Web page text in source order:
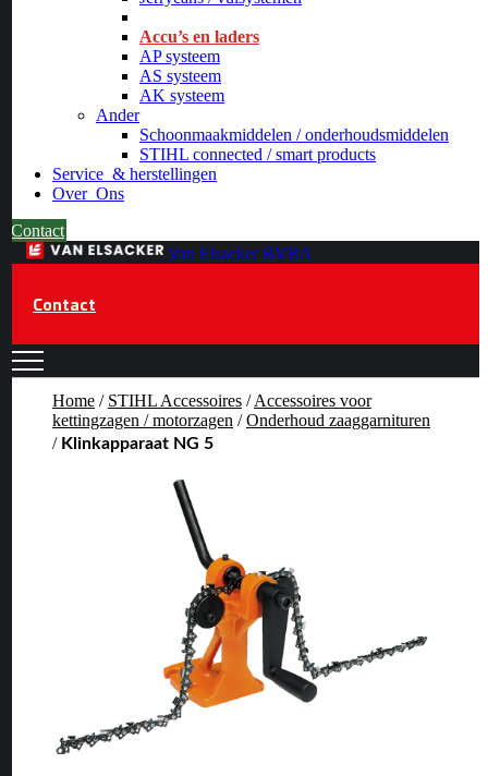
Accu’s en laders
AP systeem
AS systeem
AK systeem
Ander
Schoonmaakmiddelen / onderhoudsmiddelen
STIHL connected / smart products
Service & herstellingen
Over Ons
Contact
Van Elsacker BVBA
Contact
Home / STIHL Accessoires /Accessoires voor
kettingzagen / motorzagen /Onderhoud zaaggarnituren
/ Klinkapparaat NG 5